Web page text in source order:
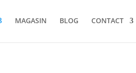
MAGASIN BLOG CONTACT